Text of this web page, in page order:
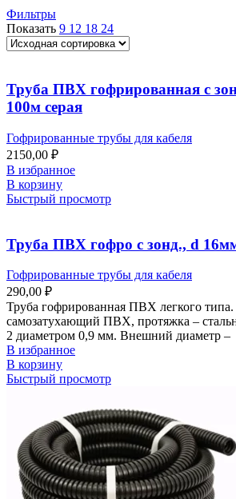
Фильтры
Показать 9 12 18 24
Труба ПВХ гофрированная с
100м серая
Гофрированные трубы для кабеля
2150,00 ₽
В избранное
В корзину
Быстрый просмотр
Труба ПВХ гофро с зонд., d
Гофрированные трубы для кабеля
290,00 ₽
Труба гофрированная ПВХ легкого
самозатухающий ПВХ, протяжка –
2 диаметром 0,9 мм. Внешний диаметр –
В избранное
В корзину
Быстрый просмотр